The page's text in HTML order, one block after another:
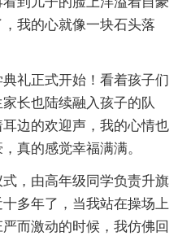
我的心就像一块石头落
礼正式开始！看着孩子们
长也陆续融入孩子的队
边的欢迎声，我的心情也
真的感觉幸福满满。
，由高年级同学负责升旗
多年了，当我站在操场上
而激动的时候，我仿佛回